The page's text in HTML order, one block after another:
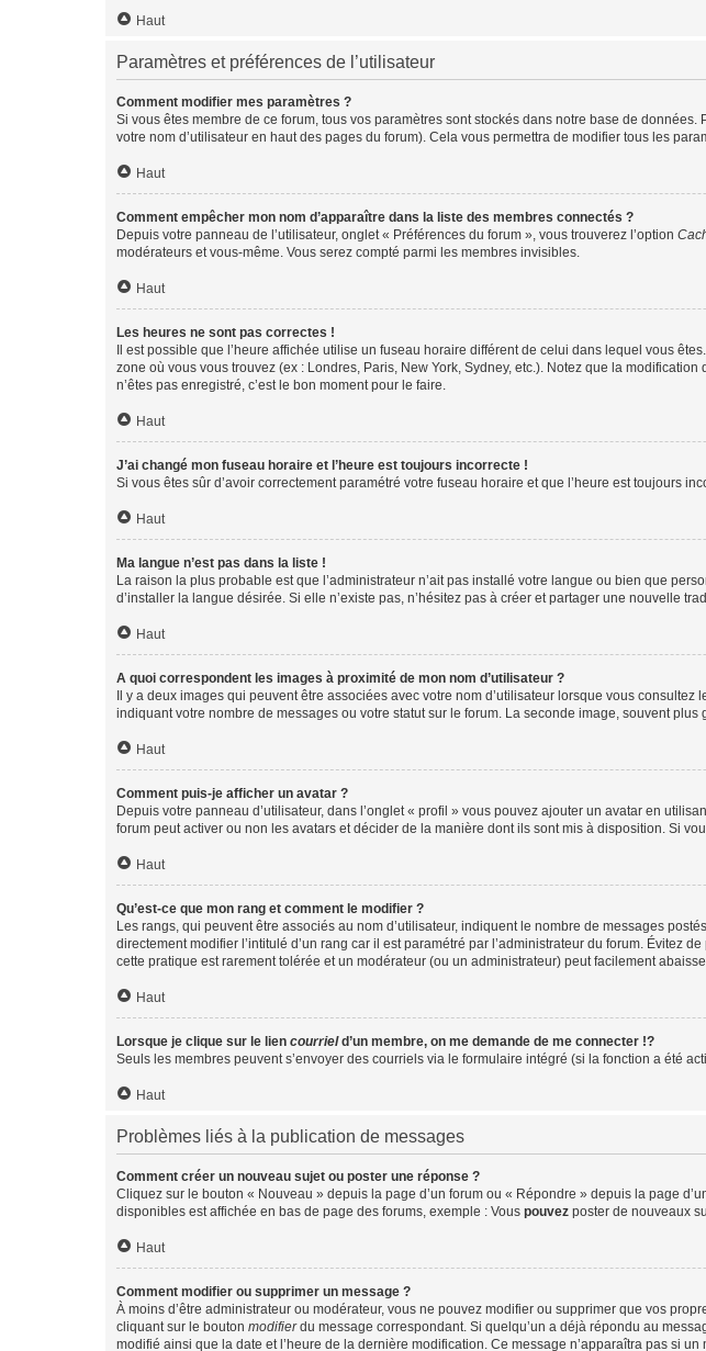
Haut
Paramètres et préférences de l’utilisateur
Comment modifier mes paramètres ?
Si vous êtes membre de ce forum, tous vos paramètres sont stockés dans notre base de données.
votre nom d’utilisateur en haut des pages du forum). Cela vous permettra de modifier tous les
Haut
Comment empêcher mon nom d’apparaître dans la liste des membres connectés ?
Depuis votre panneau de l’utilisateur, onglet « Préférences du forum », vous trouverez l’option
modérateurs et vous-même. Vous serez compté parmi les membres invisibles.
Haut
Les heures ne sont pas correctes !
Il est possible que l’heure affichée utilise un fuseau horaire différent de celui dans lequel vous
zone où vous vous trouvez (ex : Londres, Paris, New York, Sydney, etc.). Notez que la
n’êtes pas enregistré, c’est le bon moment pour le faire.
Haut
J’ai changé mon fuseau horaire et l’heure est toujours incorrecte !
Si vous êtes sûr d’avoir correctement paramétré votre fuseau horaire et que l’heure est toujours
Haut
Ma langue n’est pas dans la liste !
La raison la plus probable est que l’administrateur n’ait pas installé votre langue ou bien que
d’installer la langue désirée. Si elle n’existe pas, n’hésitez pas à créer et partager une nouvelle
Haut
A quoi correspondent les images à proximité de mon nom d’utilisateur ?
Il y a deux images qui peuvent être associées avec votre nom d’utilisateur lorsque vous
indiquant votre nombre de messages ou votre statut sur le forum. La seconde image, souvent
Haut
Comment puis-je afficher un avatar ?
Depuis votre panneau d’utilisateur, dans l’onglet « profil » vous pouvez ajouter un avatar en
forum peut activer ou non les avatars et décider de la manière dont ils sont mis à disposition. Si
Haut
Qu’est-ce que mon rang et comment le modifier ?
Les rangs, qui peuvent être associés au nom d’utilisateur, indiquent le nombre de messages
directement modifier l’intitulé d’un rang car il est paramétré par l’administrateur du forum. Évitez
cette pratique est rarement tolérée et un modérateur (ou un administrateur) peut facilement
Haut
Lorsque je clique sur le lien courrield’un membre, on me demande de me connecter !?
Seuls les membres peuvent s’envoyer des courriels via le formulaire intégré (si la fonction a été
Haut
Problèmes liés à la publication de messages
Comment créer un nouveau sujet ou poster une réponse ?
Cliquez sur le bouton « Nouveau » depuis la page d’un forum ou « Répondre » depuis la page
disponibles est affichée en bas de page des forums, exemple : Vous pouvez poster de nouveaux
Haut
Comment modifier ou supprimer un message ?
À moins d’être administrateur ou modérateur, vous ne pouvez modifier ou supprimer que vos
cliquant sur le bouton modifierdu message correspondant. Si quelqu’un a déjà répondu au
modifié ainsi que la date et l’heure de la dernière modification. Ce message n’apparaîtra pas si